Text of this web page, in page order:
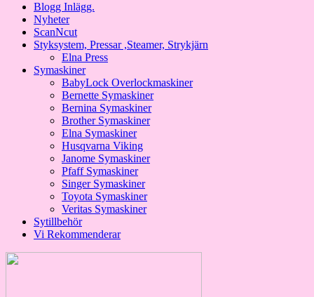
Blogg Inlägg.
Nyheter
ScanNcut
Styksystem, Pressar ,Steamer, Strykjärn
Elna Press
Symaskiner
BabyLock Overlockmaskiner
Bernette Symaskiner
Bernina Symaskiner
Brother Symaskiner
Elna Symaskiner
Husqvarna Viking
Janome Symaskiner
Pfaff Symaskiner
Singer Symaskiner
Toyota Symaskiner
Veritas Symaskiner
Sytillbehör
Vi Rekommenderar